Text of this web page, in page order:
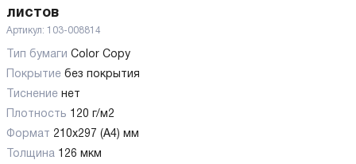
листов
Артикул: 103-008814
Тип бумаги Color Copy
Покрытие без покрытия
Тиснение нет
Плотность 120 г/м2
Формат 210x297 (А4) мм
Толщина 126 мкм